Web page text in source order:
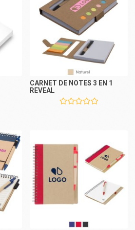
CARNET DE NOTES 3 EN 1
REVEAL